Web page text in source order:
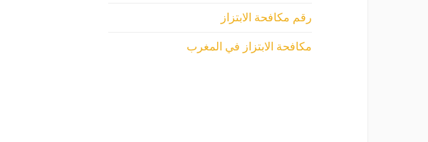
رقم مكافحة الابتزاز
مكافحة الابتزاز في المغرب